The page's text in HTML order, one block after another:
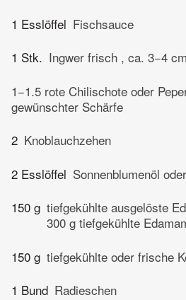
1 Esslöffel Fischsauce
1 Stk. Ingwer frisch , ca. 3−4
1−1.5 rote Chilischote oder
gewünschter Schärfe
2 Knoblauchzehen
2 Esslöffel Sonnenblumenöl
150 g tiefgekühlte ausgelöste
300 g tiefgekühlte
150 g tiefgekühlte oder frische
1 Bund Radieschen